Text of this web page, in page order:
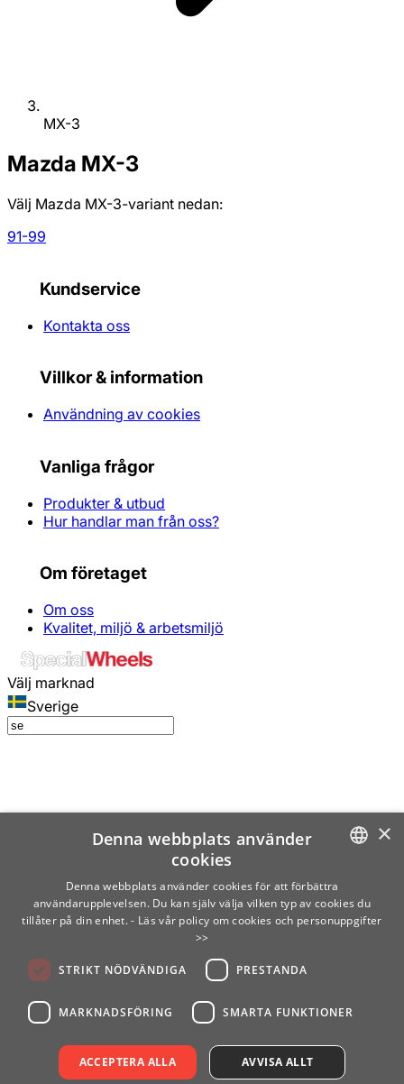
MX-3
Mazda MX-3
Välj Mazda MX-3-variant nedan:
91-99
Kundservice
Kontakta oss
Villkor & information
Användning av cookies
Vanliga frågor
Produkter & utbud
Hur handlar man från oss?
Om företaget
Om oss
Kvalitet, miljö & arbetsmiljö
Välj marknad
Sverige
SWEDISH
×
Denna webbplats använder
cookies
Denna webbplats använder cookies för att förbättra
användarupplevelsen. Du kan själv välja vilken typ av cookies du
tillåter på din enhet. - Läs vår policy om cookies och personuppgifter
>>
STRIKT NÖDVÄNDIGA PRESTANDA
MARKNADSFÖRING SMARTA FUNKTIONER
ACCEPTERA ALLA AVVISA ALLT